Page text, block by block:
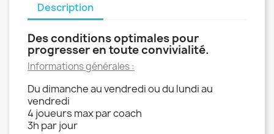
Description
Des conditions optimales pour
progresser en toute convivialité.
Informations générales :
Du dimanche au vendredi ou du lundi au
vendredi
4 joueurs max par coach
3h par jour